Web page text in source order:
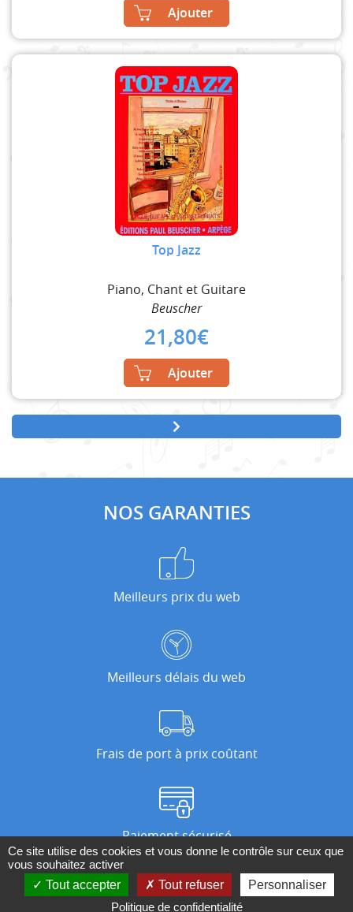
Ajouter
Top Jazz
Piano, Chant et Guitare
Beuscher
21,80€
Ajouter
NOS GARANTIES
Meilleurs prix du web
Meilleurs délais du web
Frais de port à prix coûtant
Paiement sécurisé
Nos magasins
Ce site utilise des cookies et vous donne le contrôle sur ceux que
vous souhaitez activer
Tout accepter
Tout refuser
Personnaliser
Politique de confidentialité